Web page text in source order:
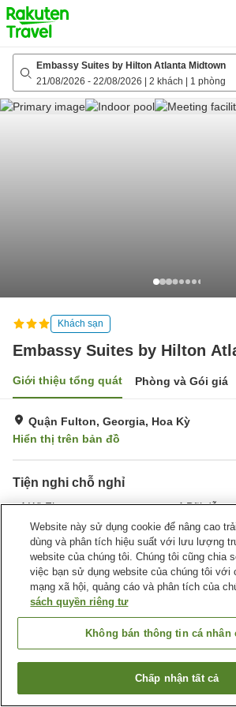
to
top
page
Embassy Suites by Hilton Atlanta Midtown
21/08/2026 - 22/08/2026 2 khách 1 phòng
Khách sạn
Embassy Suites by Hilton
Giới thiệu tổng quát Phòng và Gói giá
Quận Fulton, Georgia, Hoa Kỳ
Hiển thị trên bản đồ
Tiện nghi chỗ nghỉ
Wi-Fi
Bãi đỗ xe
Giặt ủi
Phục Vụ
Trang chủ Hoa Kỳ Georgia
Quận
Embassy Suites by Hilton Atlanta Midtown
Tìm phòng trống
Website này sử dụng cookie để nâng cao
dùng và phân tích hiệu suất với lưu lượng
website của chúng tôi. Chúng tôi cũng chia
việc bạn sử dụng website của chúng tôi với
mạng xã hội, quảng cáo và phân tích của
sách quyền riêng tư
Không bán thông tin cá nhân
Chấp nhận tất cả